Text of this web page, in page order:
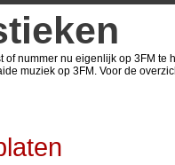
nummer nu eigenlijk op 3FM
muziek op 3FM. Voor de